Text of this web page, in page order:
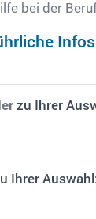
bei der
zu Ihrer
Ihrer